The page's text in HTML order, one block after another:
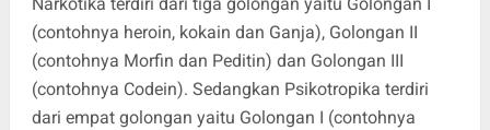
Narkotika terdiri dari tiga golongan yaitu Golongan I
(contohnya heroin, kokain dan Ganja), Golongan II
(contohnya Morfin dan Peditin) dan Golongan III
(contohnya Codein). Sedangkan Psikotropika terdiri
dari empat golongan yaitu Golongan I (contohnya